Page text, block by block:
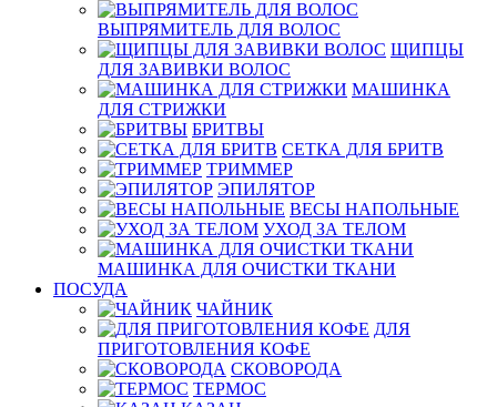
ВЫПРЯМИТЕЛЬ ДЛЯ ВОЛОС
ЩИПЦЫ
ДЛЯ ЗАВИВКИ ВОЛОС
МАШИНКА
ДЛЯ СТРИЖКИ
БРИТВЫ
СЕТКА ДЛЯ БРИТВ
ТРИММЕР
ЭПИЛЯТОР
ВЕСЫ НАПОЛЬНЫЕ
УХОД ЗА ТЕЛОМ
МАШИНКА ДЛЯ ОЧИСТКИ ТКАНИ
ПОСУДА
ЧАЙНИК
ДЛЯ
ПРИГОТОВЛЕНИЯ КОФЕ
СКОВОРОДА
ТЕРМОС